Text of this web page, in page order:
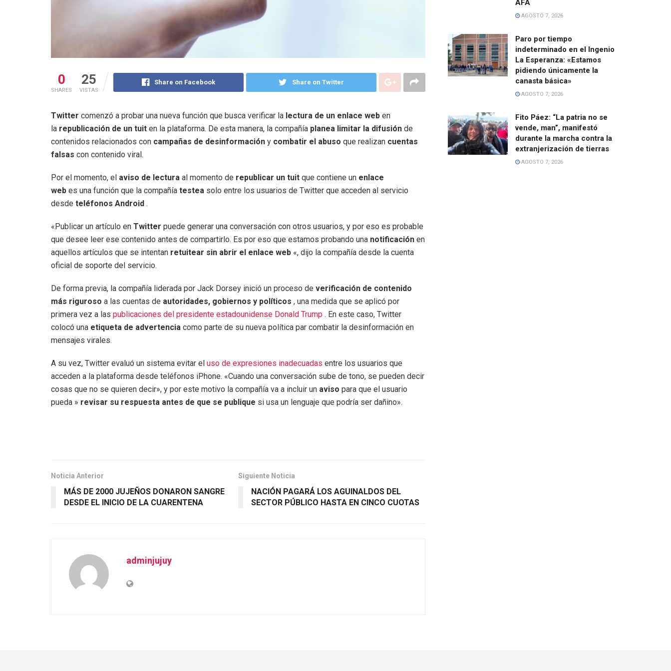
0
SHARES
25
VISTAS
Share on Facebook Share on Twitter
Twitter comenzó a probar una nueva función que busca verificar la lectura de un enlace web en
la republicación de un tuit en la plataforma. De esta manera, la compañía planea limitar la difusión de
contenidos relacionados con campañas de desinformación y combatir el abuso que realizan cuentas
falsas con contenido viral.
Por el momento, el aviso de lectura al momento de republicar un tuit que contiene un enlace
web es una función que la compañía testea solo entre los usuarios de Twitter que acceden al servicio
desde teléfonos Android .
«Publicar un artículo en Twitter puede generar una conversación con otros usuarios, y por eso es probable
que desee leer ese contenido antes de compartirlo. Es por eso que estamos probando una notificación en
aquellos artículos que se intentan retuitear sin abrir el enlace web «, dijo la compañía desde la cuenta
oficial de soporte del servicio.
De forma previa, la compañía liderada por Jack Dorsey inició un proceso de verificación de contenido
más riguroso a las cuentas de autoridades, gobiernos y políticos , una medida que se aplicó por
primera vez a las publicaciones del presidente estadounidense Donald Trump . En este caso, Twitter
colocó una etiqueta de advertencia como parte de su nueva política par combatir la desinformación en
mensajes virales.
A su vez, Twitter evaluó un sistema evitar el uso de expresiones inadecuadas entre los usuarios que
acceden a la plataforma desde teléfonos iPhone. «Cuando una conversación sube de tono, se pueden decir
cosas que no se quieren decir», y por este motivo la compañía va a incluir un aviso para que el usuario
pueda » revisar su respuesta antes de que se publique si usa un lenguaje que podría ser dañino».
Noticia Anterior
MÁS DE 2000 JUJEÑOS DONARON SANGRE
DESDE EL INICIO DE LA CUARENTENA
Siguiente Noticia
NACIÓN PAGARÁ LOS AGUINALDOS DEL
SECTOR PÚBLICO HASTA EN CINCO CUOTAS
adminjujuy
AFA
AGOSTO 7, 2026
Paro por tiempo
indeterminado en el Ingenio
La Esperanza: «Estamos
pidiendo únicamente la
canasta básica»
AGOSTO 7, 2026
Fito Páez: “La patria no se
vende, man”, manifestó
durante la marcha contra la
extranjerización de tierras
AGOSTO 7, 2026